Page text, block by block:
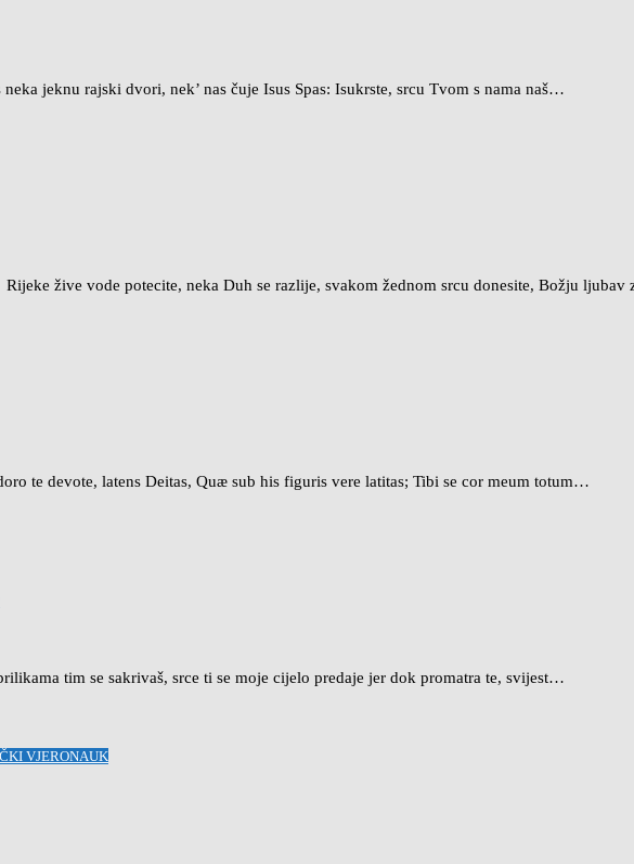
jeknu rajski dvori, nek’ nas čuje Isus Spas: Isukrste, srcu Tvom s nama naš…
žive vode potecite, neka Duh se razlije, svakom žednom srcu donesite, Božju
te devote, latens Deitas, Quæ sub his figuris vere latitas; Tibi se cor meum totum…
tim se sakrivaš, srce ti se moje cijelo predaje jer dok promatra te, svijest…
VJERONAUK